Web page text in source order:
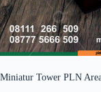
Miniatur Tower PLN